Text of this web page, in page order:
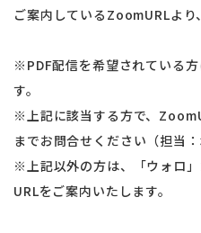
ご案内しているZoomURLより
※PDF配信を希望されている
す。
※上記に該当する方で、
までお問合せください（担当：
※上記以外の方は、「ウォロ
URLをご案内いたします。